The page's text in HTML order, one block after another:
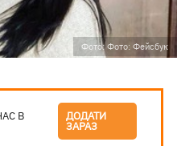
Фото: Фото: Фейсбук
В ДОДАТИ
ЗАРАЗ